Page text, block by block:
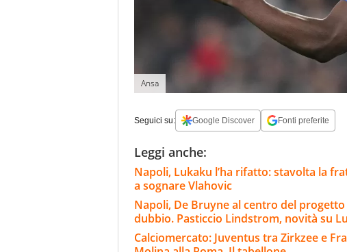
Ansa
Seguici su: Google Discover Fonti preferite
Leggi anche:
Napoli, Lukaku l’ha rifatto: stavolta la
a sognare Vlahovic
Napoli, De Bruyne al centro del
dubbio. Pasticcio Lindstrom, novità su
Calciomercato: Juventus tra Zirkzee e